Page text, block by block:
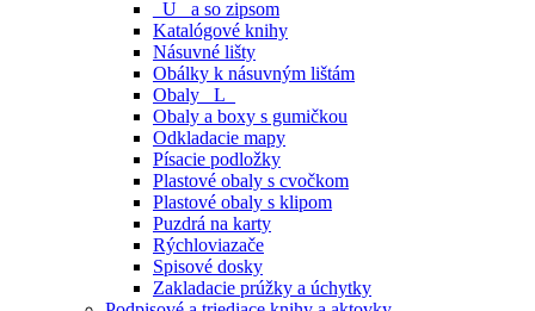
_U_ a so zipsom
Katalógové knihy
Násuvné lišty
Obálky k násuvným lištám
Obaly _L_
Obaly a boxy s gumičkou
Odkladacie mapy
Písacie podložky
Plastové obaly s cvočkom
Plastové obaly s klipom
Puzdrá na karty
Rýchloviazače
Spisové dosky
Zakladacie prúžky a úchytky